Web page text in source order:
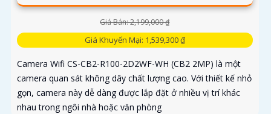
Giá Bán: 2,199,000 ₫
Giá Khuyến Mại: 1,539,300 ₫
Camera Wifi CS-CB2-R100-2D2WF-WH (CB2 2MP) là một
camera quan sát không dây chất lượng cao. Với thiết kế nhỏ
gọn, camera này dễ dàng được lắp đặt ở nhiều vị trí khác
nhau trong ngôi nhà hoặc văn phòng